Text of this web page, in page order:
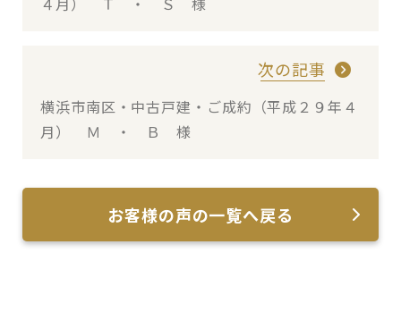
次の記事
横浜市南区・中古戸建・ご成約（平成２９年４
月） Ｍ ・ Ｂ 様
お客様の声の一覧へ戻る